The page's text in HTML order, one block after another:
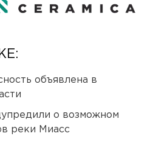
объявлена в
о возможном
реки Миасс